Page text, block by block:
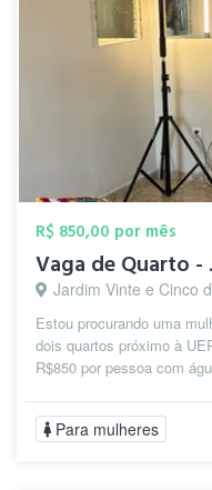
R$ 850,00 por mês
Vaga de Quarto -
Jardim Vinte e Cinco
Estou procurando uma
dois quartos próximo à
R$850 por pessoa com
Para mulheres